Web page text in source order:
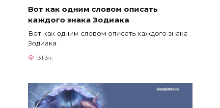
Вот как одним словом описать
каждого знака Зодиака
Вот как одним словом описать каждого знака
Зодиака.
31.3к.